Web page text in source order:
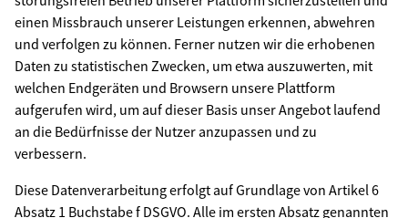
einen Missbrauch unserer Leistungen erkennen, abwehren
und verfolgen zu können. Ferner nutzen wir die erhobenen
Daten zu statistischen Zwecken, um etwa auszuwerten, mit
welchen Endgeräten und Browsern unsere Plattform
aufgerufen wird, um auf dieser Basis unser Angebot laufend
an die Bedürfnisse der Nutzer anzupassen und zu
verbessern.
Diese Datenverarbeitung erfolgt auf Grundlage von Artikel 6
Absatz 1 Buchstabe f DSGVO. Alle im ersten Absatz genannten